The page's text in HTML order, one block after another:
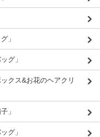
」
グ」
クス&お花のヘアクリ
」
グ」